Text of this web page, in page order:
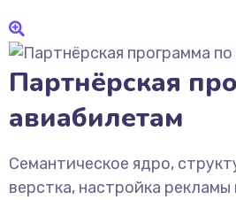
Партнёрская
авиабилетам
Семантическое ядро,
верстка, настройка рекламы